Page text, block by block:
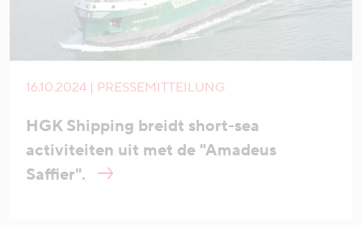
16.10.2024 | PRESSEMITTEILUNG
HGK Shipping breidt short-sea
activiteiten uit met de "Amadeus
Saffier".